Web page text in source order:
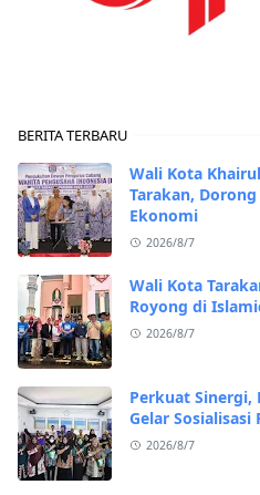
BERITA TERBARU
Wali Kota
Tarakan,
Ekonomi
2026/8/7
Wali Kota
Royong di
2026/8/7
Perkuat Sinergi,
Gelar
2026/8/7